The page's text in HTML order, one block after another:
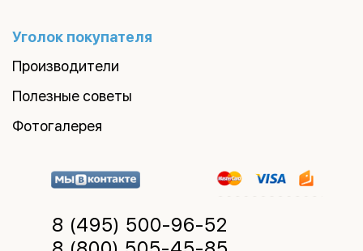
Уголок покупателя
Производители
Полезные советы
Фотогалерея
8 (495) 500-96-52